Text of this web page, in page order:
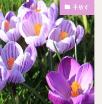
手放す